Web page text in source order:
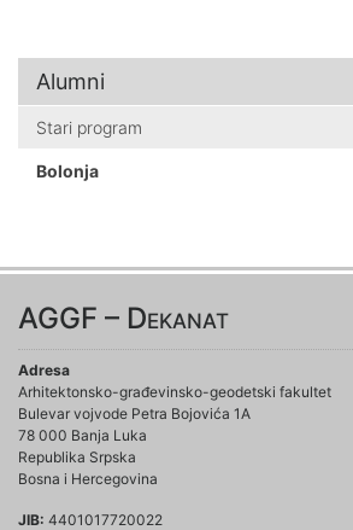
Alumni
Stari program
Bolonja
AGGF – Dekanat
Adresa
Arhitektonsko-građevinsko-geodetski fakultet
Bulevar vojvode Petra Bojovića 1A
78 000 Banja Luka
Republika Srpska
Bosna i Hercegovina
JIB: 4401017720022